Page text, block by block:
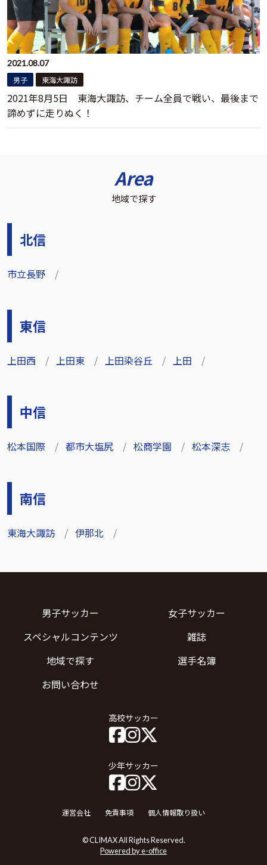
2021.08.07
男子
東海大諏訪
2021年8月5日 東海大諏訪、チーム全員で戦い、最後まで
諦めずに走りぬく！
Area
地域で探す
北信
市立長野
東信
上田西 上田東 上田染谷丘 上田
中信
松本国際 都市大塩尻 松商学園 松本深志
南信
東海大諏訪 伊那北
男子サッカー
女子サッカー
スペシャルコンテンツ
雑誌
地域で探す
選手名簿
お問い合わせ
高校サッカー
少年サッカー
運営会社 免責事項 個人情報取り扱い
© CLIMAX All Rights Reserved.
Powered by e-office